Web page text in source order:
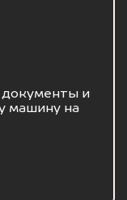
и
машину на